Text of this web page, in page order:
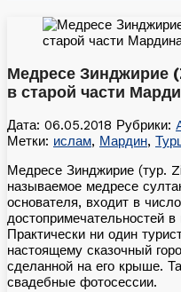
Медресе Зинджирие
в старой части
Дата: 06.05.2018 Рубрики:
Метки: ислам, Мардин,
Медресе Зинджирие (тур.
называемое медресе
основателя, входит в
достопримечательностей
Практически ни один
настоящему сказочный
сделанной на его крыше.
свадебные фотосессии.